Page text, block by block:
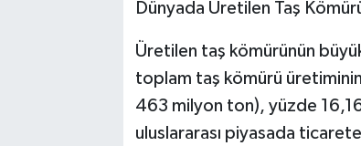
Dünyada Üretilen Taş
Üretilen taş kömürünün
toplam taş kömürü
463 milyon ton), yüzde
uluslararası piyasada